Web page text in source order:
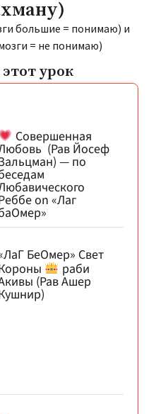
большие = понимаю) и
= не понимаю)
урок
Совершенная
(Рав Йосеф
— по
on «Лаг
БеОмер» Свет
раби
(Рав Ашер